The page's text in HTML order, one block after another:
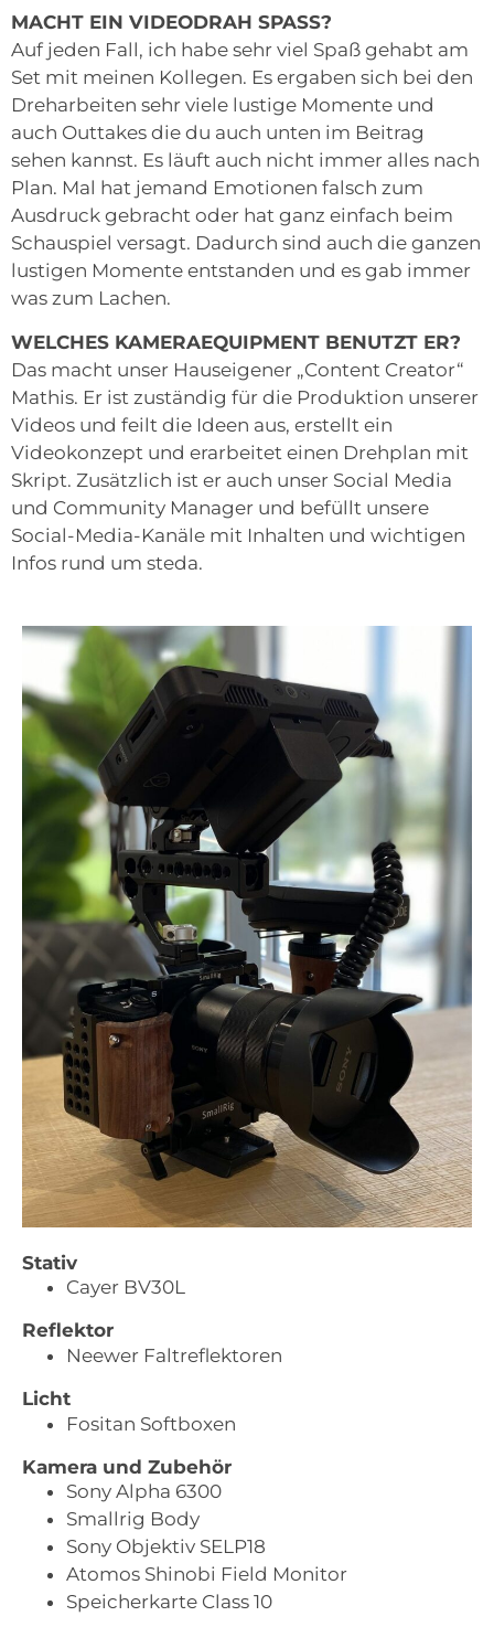
MACHT EIN VIDEODRAH SPASS?
Auf jeden Fall, ich habe sehr viel Spaß gehabt am
Set mit meinen Kollegen. Es ergaben sich bei den
Dreharbeiten sehr viele lustige Momente und
auch Outtakes die du auch unten im Beitrag
sehen kannst. Es läuft auch nicht immer alles nach
Plan. Mal hat jemand Emotionen falsch zum
Ausdruck gebracht oder hat ganz einfach beim
Schauspiel versagt. Dadurch sind auch die ganzen
lustigen Momente entstanden und es gab immer
was zum Lachen.
WELCHES KAMERAEQUIPMENT BENUTZT ER?
Das macht unser Hauseigener „Content Creator“
Mathis. Er ist zuständig für die Produktion unserer
Videos und feilt die Ideen aus, erstellt ein
Videokonzept und erarbeitet einen Drehplan mit
Skript. Zusätzlich ist er auch unser Social Media
und Community Manager und befüllt unsere
Social-Media-Kanäle mit Inhalten und wichtigen
Infos rund um steda.
Stativ
Cayer BV30L
Reflektor
Neewer Faltreflektoren
Licht
Fositan Softboxen
Kamera und Zubehör
Sony Alpha 6300
Smallrig Body
Sony Objektiv SELP18
Atomos Shinobi Field Monitor
Speicherkarte Class 10